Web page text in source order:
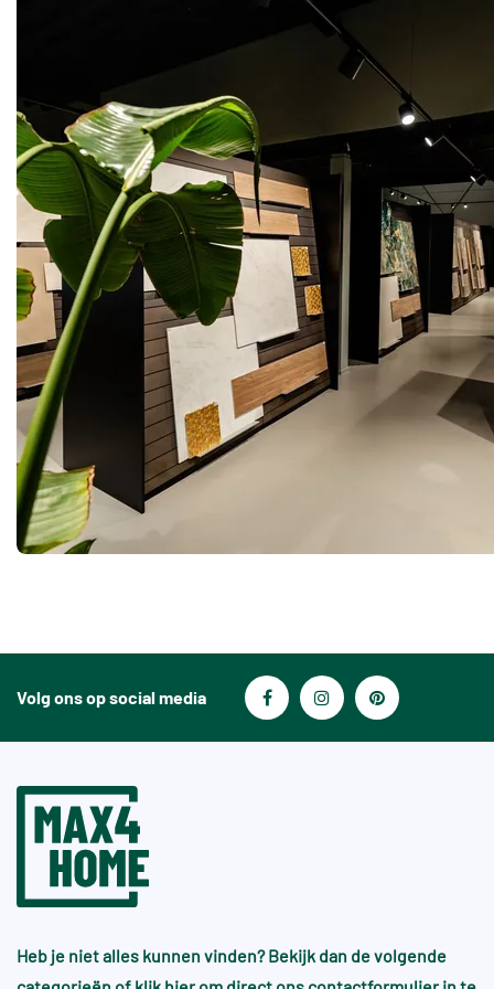
Volg ons op social media
Heb je niet alles kunnen vinden? Bekijk dan de volgende